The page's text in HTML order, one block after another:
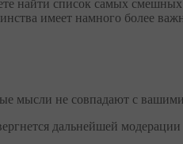
найти список самых
имеет намного более
мысли не совпадают с
дальнейшей модерации